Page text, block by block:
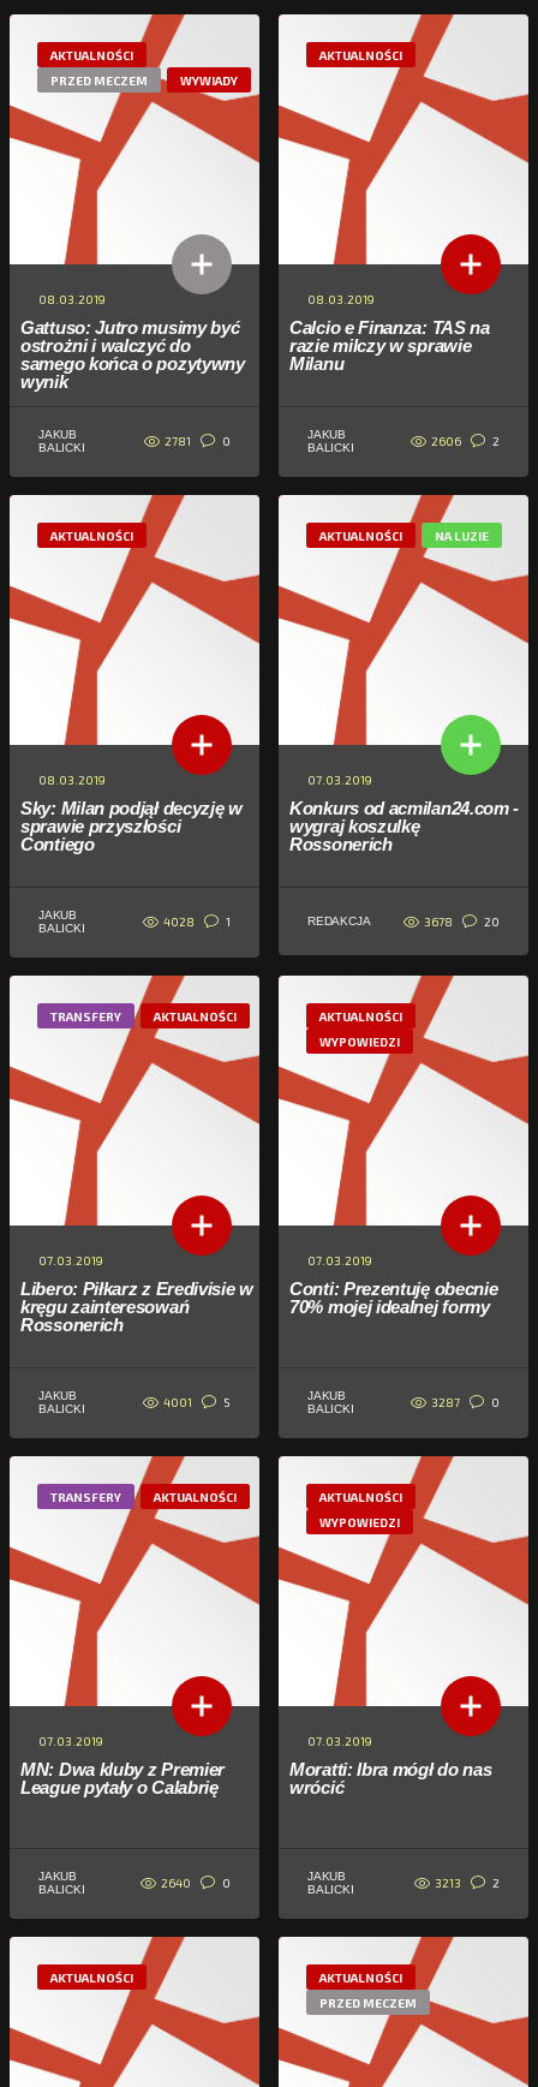
AKTUALNOŚCI
PRZED MECZEM
WYWIADY
08.03.2019
Gattuso: Jutro musimy być
ostrożni i walczyć do
samego końca o pozytywny
wynik
JAKUB
BALICKI
2781 0
AKTUALNOŚCI
08.03.2019
Calcio e Finanza: TAS na
razie milczy w sprawie
Milanu
JAKUB
BALICKI
2606 2
AKTUALNOŚCI
08.03.2019
Sky: Milan podjął decyzję w
sprawie przyszłości
Contiego
JAKUB
BALICKI
4028 1
AKTUALNOŚCI NA LUZIE
07.03.2019
Konkurs od acmilan24.com -
wygraj koszulkę
Rossonerich
REDAKCJA 3678 20
TRANSFERY AKTUALNOŚCI
07.03.2019
Libero: Piłkarz z Eredivisie w
kręgu zainteresowań
Rossonerich
JAKUB
BALICKI
4001 5
AKTUALNOŚCI
WYPOWIEDZI
07.03.2019
Conti: Prezentuję obecnie
70% mojej idealnej formy
JAKUB
BALICKI
3287 0
TRANSFERY AKTUALNOŚCI
07.03.2019
MN: Dwa kluby z Premier
League pytały o Calabrię
JAKUB
BALICKI
2640 0
AKTUALNOŚCI
WYPOWIEDZI
07.03.2019
Moratti: Ibra mógł do nas
wrócić
JAKUB
BALICKI
3213 2
AKTUALNOŚCI
AKTUALNOŚCI
PRZED MECZEM